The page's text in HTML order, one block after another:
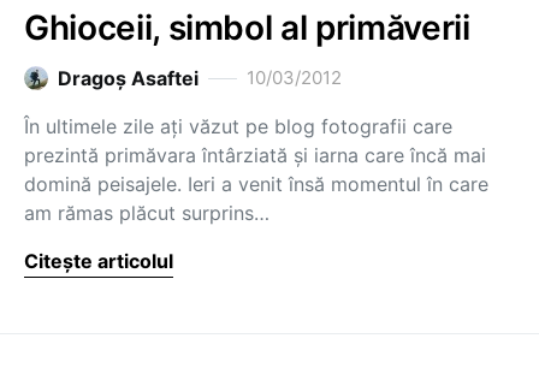
Ghioceii, simbol al primăverii
Dragoş Asaftei 10/03/2012
În ultimele zile ați văzut pe blog fotografii care
prezintă primăvara întârziată și iarna care încă mai
domină peisajele. Ieri a venit însă momentul în care
am rămas plăcut surprins…
Citește articolul